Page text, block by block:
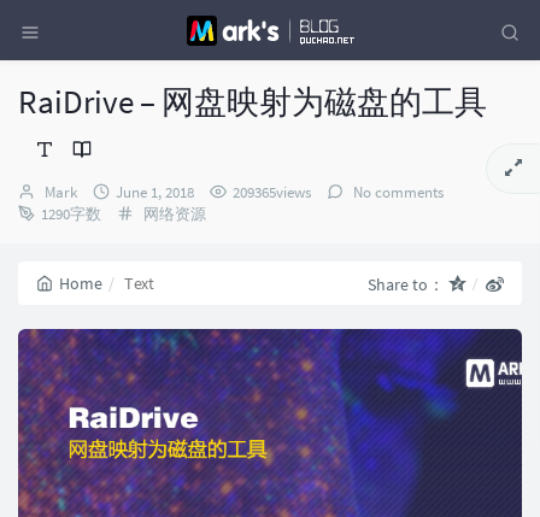
RaiDrive – 网盘映射为磁盘的工具
Author：
Mark
发
布
June 1, 2018 209365views
No comments
1290字数
Categories：
网络资源
Home Text Share to：